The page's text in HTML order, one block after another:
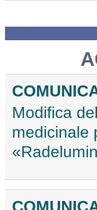
Modifica
medicinale